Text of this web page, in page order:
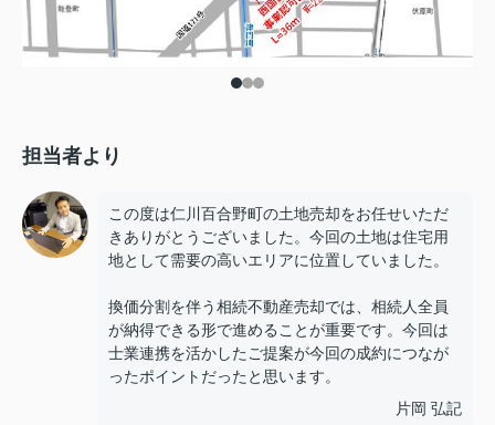
担当者より
この度は仁川百合野町の土地売却をお任せいただ
きありがとうございました。今回の土地は住宅用
地として需要の高いエリアに位置していました。
換価分割を伴う相続不動産売却では、相続人全員
が納得できる形で進めることが重要です。今回は
士業連携を活かしたご提案が今回の成約につなが
ったポイントだったと思います。
片岡 弘記